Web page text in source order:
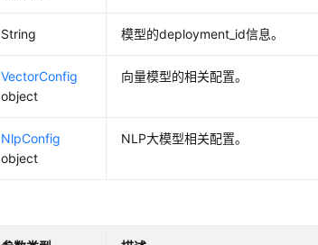
String 模型的deployment_id信息。
VectorConfig
object
向量模型的相关配置。
NlpConfig
object
NLP大模型相关配置。